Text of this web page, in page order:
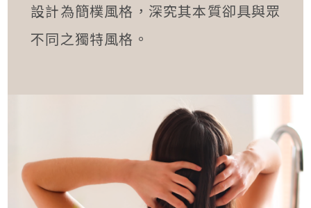
設計為簡樸風格，深究其本質卻具與眾
不同之獨特風格。